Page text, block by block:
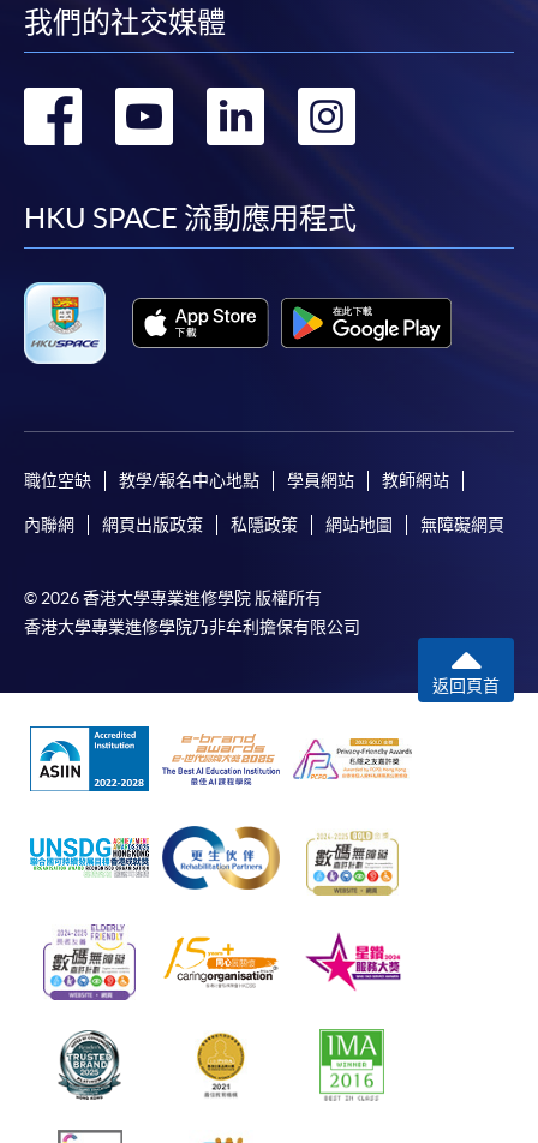
我們的社交媒體
轉
facebook
轉
youtube
轉
linkedin
轉
HKU SPACE 流動應用程式
職位空缺 教學/報名中心地點 學員網站 教師網站
內聯網 網頁出版政策 私隱政策 網站地圖 無障礙網頁
© 2026 香港大學專業進修學院 版權所有
香港大學專業進修學院乃非牟利擔保有限公司
返回頁首